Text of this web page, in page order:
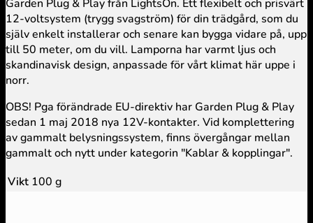
Garden Plug & Play från LightsOn. Ett flexibelt och prisvärt
12-voltsystem (trygg svagström) för din trädgård, som du
själv enkelt installerar och senare kan bygga vidare på, upp
till 50 meter, om du vill. Lamporna har varmt ljus och
skandinavisk design, anpassade för vårt klimat här uppe i
norr.
OBS! Pga förändrade EU-direktiv har Garden Plug & Play
sedan 1 maj 2018 nya 12V-kontakter. Vid komplettering
av gammalt belysningssystem, finns övergångar mellan
gammalt och nytt under kategorin "Kablar & kopplingar".
Vikt 100 g